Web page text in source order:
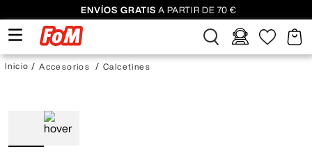
ENVÍOS GRATIS A PARTIR DE 70 €
Accesorios Calcetines